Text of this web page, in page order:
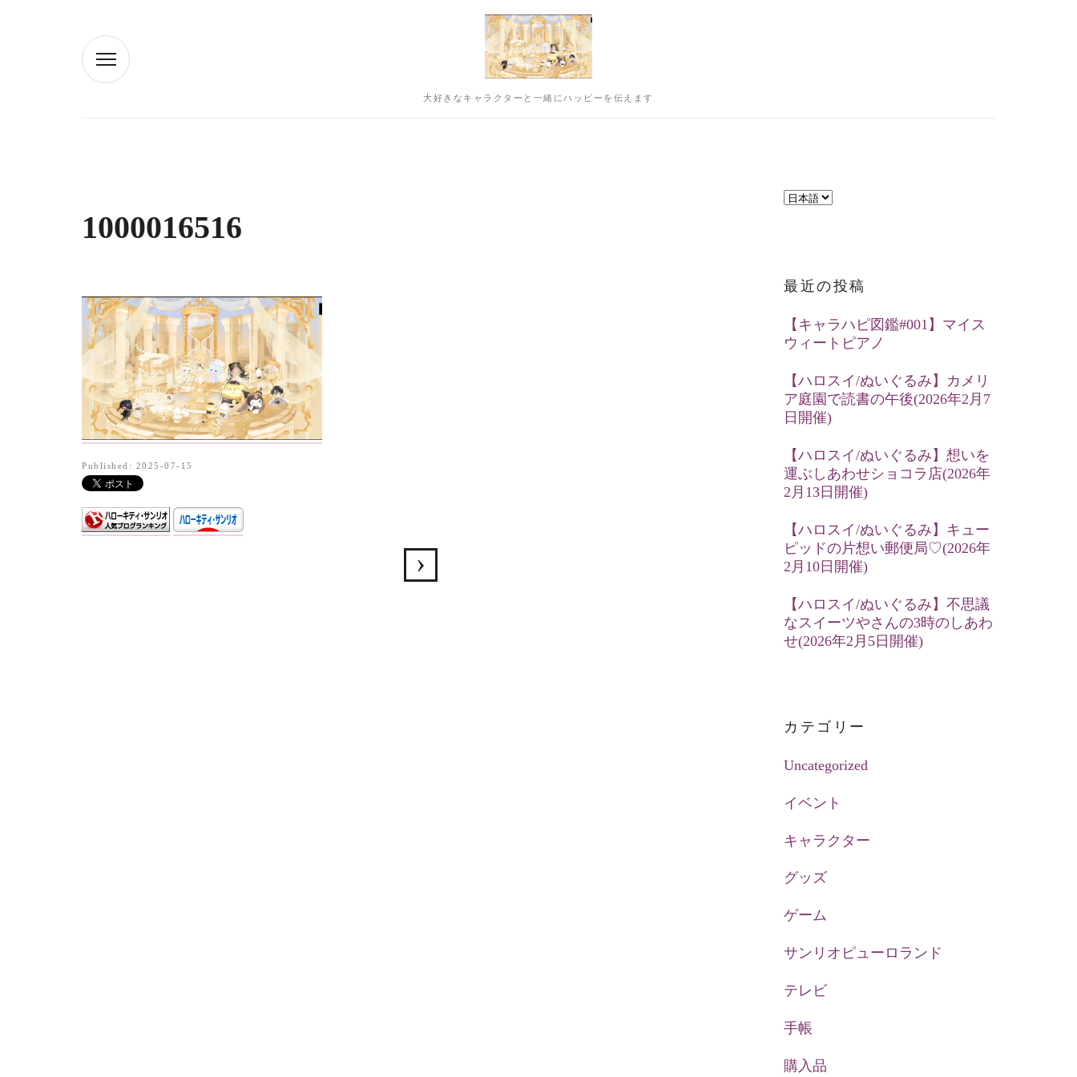
大好きなキャラクターと一緒にハッピーを伝えます
1000016516
Published: 2025-07-15
言
択
最近の投稿
【キャラハピ図鑑#001】マイス
ウィートピアノ
【ハロスイ/ぬいぐるみ】カメリ
ア庭園で読書の午後(2026年2月7
日開催)
【ハロスイ/ぬいぐるみ】想いを
運ぶしあわせショコラ店(2026年
2月13日開催)
【ハロスイ/ぬいぐるみ】キュー
ピッドの片想い郵便局♡(2026年
2月10日開催)
【ハロスイ/ぬいぐるみ】不思議
なスイーツやさんの3時のしあわ
せ(2026年2月5日開催)
カテゴリー
Uncategorized
イベント
キャラクター
グッズ
ゲーム
サンリオピューロランド
テレビ
手帳
購入品